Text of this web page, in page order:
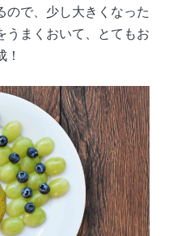
ので、少し大きくなった
うまくおいて、とてもお